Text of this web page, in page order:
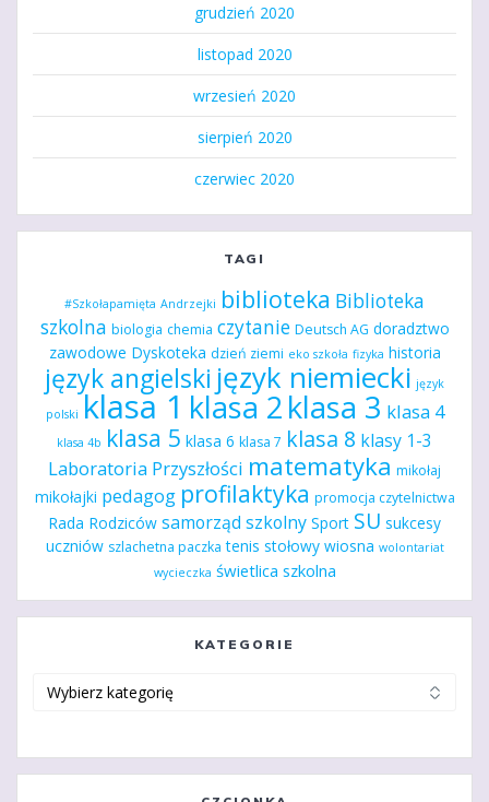
grudzień 2020
listopad 2020
wrzesień 2020
sierpień 2020
czerwiec 2020
TAGI
#Szkołapamięta Andrzejki biblioteka Biblioteka
szkolna biologia chemia czytanie Deutsch AG doradztwo
zawodowe Dyskoteka dzień ziemi eko szkoła fizyka historia
język angielski język niemiecki język
polski klasa 1 klasa 2klasa 3 klasa 4
klasa 4b klasa 5 klasa 6 klasa 7 klasa 8 klasy 1-3
Laboratoria Przyszłości matematyka mikołaj
mikołajki pedagog profilaktyka promocja czytelnictwa
Rada Rodziców samorząd szkolny Sport SU sukcesy
uczniów szlachetna paczka tenis stołowy wiosna wolontariat
wycieczka świetlica szkolna
KATEGORIE